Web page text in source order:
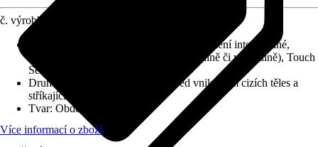
č. výrobku
Systém Anti-Fog, Osvětlení integrované,
Reversibilní (je možné umístit horizontálně či vertikálně), Touch
Sensor
Druh ochrany
IP 44 (chráněno před vniknutím cizích těles a
stříkající vody)
Tvar: Obdélníkový
Více informací o zboží